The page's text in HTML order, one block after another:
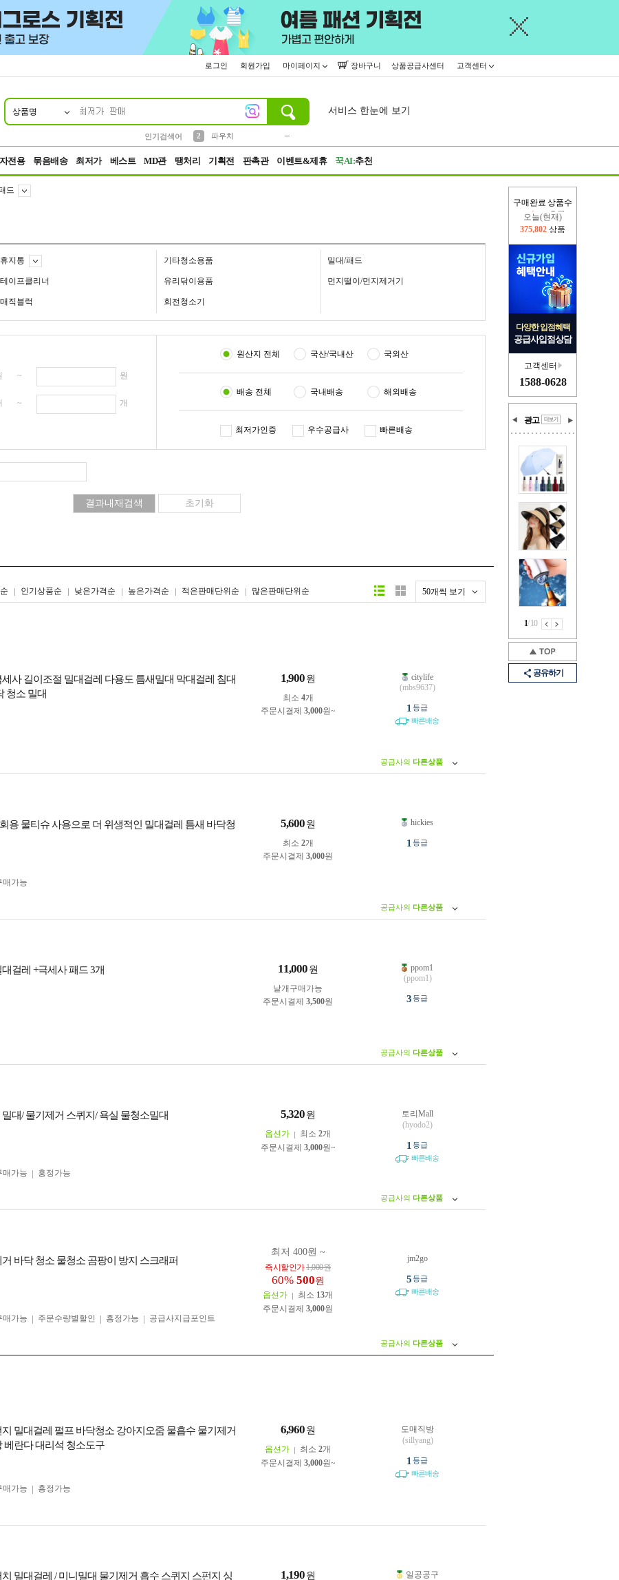
로그인 회원가입 마이페이지 장바구니 상품공급사센터 고객센터
상품명
인기검색어
2
파우치
서비스 한눈에 보기
전용 묶음배송 최저가 베스트 MD관 땡처리 기획전 판촉관 이벤트&제휴 꾹AI:추천
구매완료 상품수
오늘(현재)
375,802 상품
다양한 입점혜택
공급사입점상담
고객센터
1588-0628
광고
1/10
공유하기
드
휴지통 기타청소용품 밀대/패드
테이프클리너 유리닦이용품 먼지떨이/먼지제거기
매직블럭 회전청소기
~ 원
~ 개
원산지 전체 국산/국내산 국외산
배송 전체 국내배송 해외배송
최저가인증 우수공급사 빠른배송
인기상품순 낮은가격순 높은가격순 적은판매단위순 많은판매단위순 50개씩 보기
리스트형갤러리형
사 길이조절 밀대걸레 다용도 틈새밀대 막대걸레 침대
청소 밀대
1,900 원
최소 4개
주문시결제 3,000원~
citylife
(mbs9637)
1 등급
빠른배송
공급사의 다른상품
용 물티슈 사용으로 더 위생적인 밀대걸레 틈새 바닥청
5,600 원
최소 2개
주문시결제 3,000원
매가능
hickies
1 등급
공급사의 다른상품
걸레 +극세사 패드 3개 11,000 원
낱개구매가능
주문시결제 3,500원
ppom1
(ppom1)
3등급
공급사의 다른상품
대/ 물기제거 스퀴지/ 욕실 물청소밀대 5,320 원
옵션가 최소 2개
주문시결제 3,000원~
매가능 흥정가능
토리Mall
(hyodo2)
1 등급
빠른배송
공급사의 다른상품
바닥 청소 물청소 곰팡이 방지 스크래퍼
최저 400원 ~
즉시할인가1,000원
60% 500원
옵션가 최소 13개
주문시결제 3,000원
매가능
주문수량별할인 흥정가능 공급사지급포인트
jm2go
5등급
빠른배송
공급사의 다른상품
밀대걸레 펄프 바닥청소 강아지오줌 물흡수 물기제거
베란다 대리석 청소도구
6,960 원
옵션가 최소 2개
주문시결제 3,000원~
매가능 흥정가능
도매직방
(sillyang)
1 등급
빠른배송
밀대걸레 / 미니밀대 물기제거 흡수 스퀴지 스펀지 싱
1,190 원
일공공구